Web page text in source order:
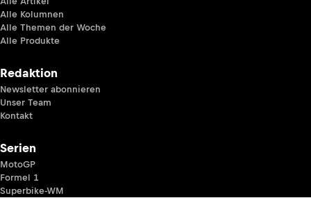
Alle Kolumnen
Alle Themen der Woche
Alle Produkte
Redaktion
Newsletter abonnieren
Unser Team
Kontakt
Serien
MotoGP
Formel 1
Superbike-WM